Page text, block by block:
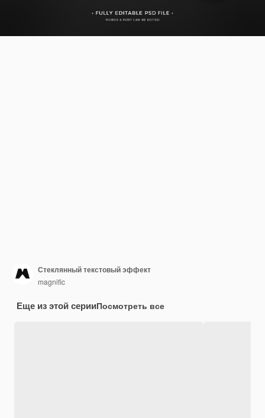
Стеклянный текстовый эффект
magnific
Еще из этой серииПосмотреть все